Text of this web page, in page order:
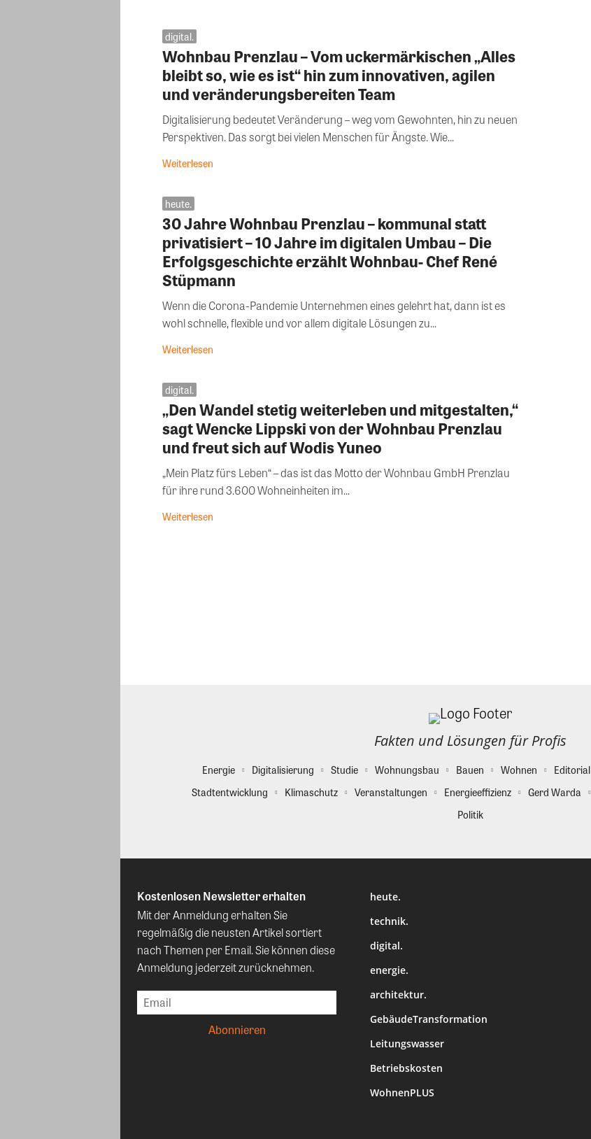
digital.
Wohnbau Prenzlau – Vom uckermärkischen „Alles
bleibt so, wie es ist“ hin zum innovativen, agilen
und veränderungsbereiten Team
Digitalisierung bedeutet Veränderung – weg vom Gewohnten, hin zu neuen
Perspektiven. Das sorgt bei vielen Menschen für Ängste. Wie...
Weiterlesen
heute.
30 Jahre Wohnbau Prenzlau – kommunal statt
privatisiert – 10 Jahre im digitalen Umbau – Die
Erfolgsgeschichte erzählt Wohnbau- Chef René
Stüpmann
Wenn die Corona-Pandemie Unternehmen eines gelehrt hat, dann ist es
wohl schnelle, flexible und vor allem digitale Lösungen zu...
Weiterlesen
digital.
„Den Wandel stetig weiterleben und mitgestalten,“
sagt Wencke Lippski von der Wohnbau Prenzlau
und freut sich auf Wodis Yuneo
„Mein Platz fürs Leben“ – das ist das Motto der Wohnbau GmbH Prenzlau
für ihre rund 3.600 Wohneinheiten im...
Weiterlesen
Fakten und Lösungen für Profis
Energie Digitalisierung Studie Wohnungsbau Bauen Wohnen Editorial
Stadtentwicklung
Klimaschutz Veranstaltungen Energieeffizienz Gerd Warda
Politik
Kostenlosen Newsletter erhalten
Mit der Anmeldung erhalten Sie
regelmäßig die neusten Artikel sortiert
nach Themen per Email. Sie können diese
Anmeldung jederzeit zurücknehmen.
heute.
technik.
digital.
energie.
architektur.
GebäudeTransformation
Leitungswasser
Betriebskosten
WohnenPLUS